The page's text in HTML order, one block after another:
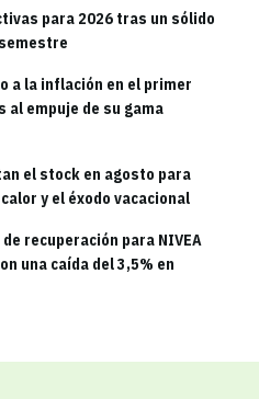
para 2026 tras un sólido
a la inflación en el primer
al empuje de su gama
el stock en agosto para
y el éxodo vacacional
recuperación para NIVEA
una caída del 3,5% en